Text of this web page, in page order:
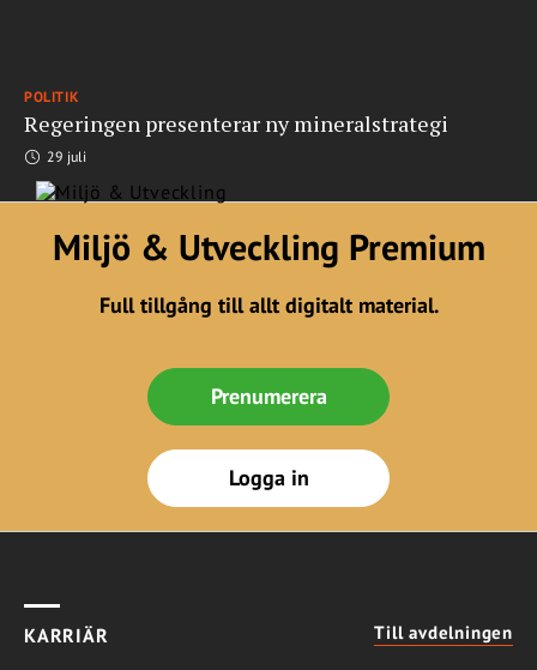
POLITIK
Regeringen presenterar ny mineralstrategi
29 juli
Miljö & Utveckling Premium
Full tillgång till allt digitalt material.
Prenumerera
Logga in
KARRIÄR Till avdelningen